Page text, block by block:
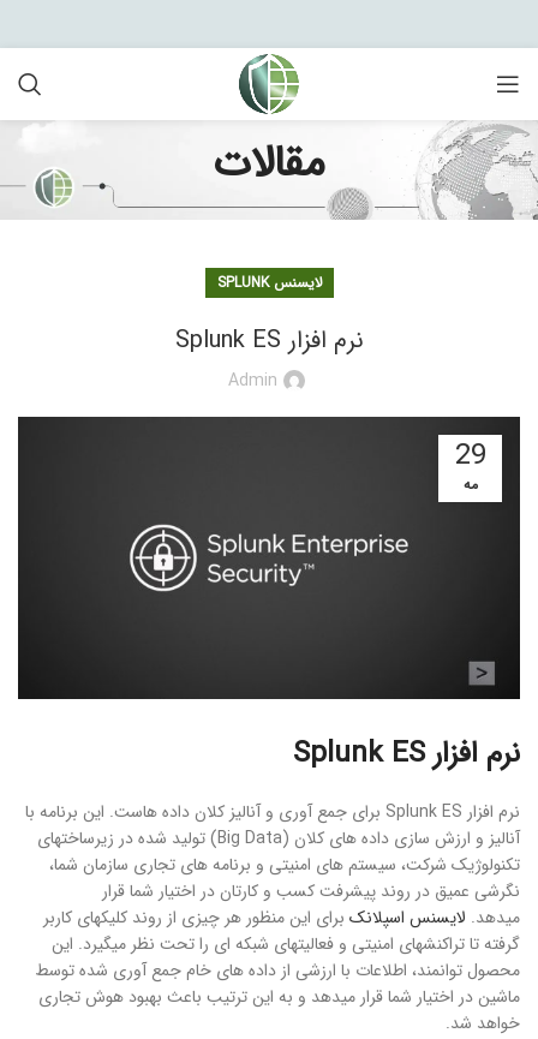
مقالات
لایسنس SPLUNK
نرم افزار Splunk ES
Admin
29
مه
نرم افزار Splunk ES
نرم افزار Splunk ES برای جمع آوری و آنالیز کلان داده هاست. این برنامه با
آنالیز و ارزش سازی داده های کلان (Big Data) تولید شده در زیرساختهای
تکنولوژیک شرکت، سیستم های امنیتی و برنامه های تجاری سازمان شما،
نگرشی عمیق در روند پیشرفت کسب و کارتان در اختیار شما قرار
میدهد. لایسنس اسپلانک برای این منظور هر چیزی از روند کلیک‏های کاربر
گرفته تا تراکنش‏های امنیتی و فعالیت‏های شبکه ای را تحت نظر می‏گیرد. این
محصول توانمند، اطلاعات با ارزشی از داده های خام جمع آوری شده توسط
ماشین در اختیار شما قرار می‏دهد و به این ترتیب باعث بهبود هوش تجاری
خواهد شد.